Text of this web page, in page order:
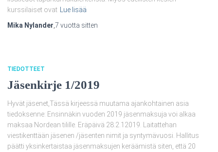
kurssilaiset ovat
Lue lisää
Mika Nylander 7 vuotta sitten
TIEDOTTEET
Jäsenkirje 1/2019
Hyvät jäsenet,Tässä kirjeessä muutama ajankohtainen asia
tiedoksenne: Ensinnäkin vuoden 2019 jäsenmaksuja voi alkaa
maksaa Nordean tilille. Eräpäivä 28.2.12019. Laitattehan
viestikenttään jäsenen /jäsenten nimit ja syntymävuosi. Hallitus
päätti yksinkertaistaa jäsenmaksujen keräämistä siten, että 20